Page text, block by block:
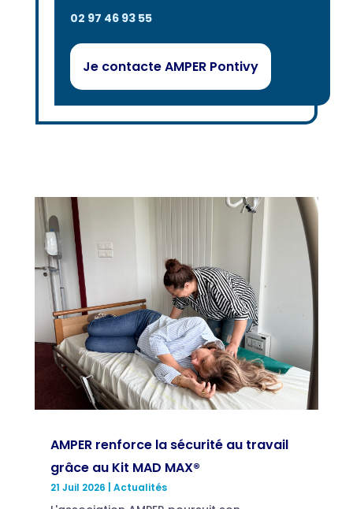
02 97 46 93 55
Je contacte AMPER Pontivy
AMPER renforce la sécurité au travail
grâce au Kit MAD MAX®
21 Juil 2026 Actualités